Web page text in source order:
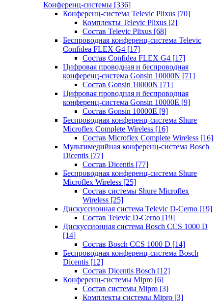
Конференц-системы [336]
Конференц-система Televic Plixus [70]
Комплекты Televic Plixus [2]
Состав Televic Plixus [68]
Беспроводная конференц-система Televic
Confidea FLEX G4 [17]
Состав Confidea FLEX G4 [17]
Цифровая проводная и беспроводная
конференц-система Gonsin 10000N [71]
Состав Gonsin 10000N [71]
Цифровая проводная и беспроводная
конференц-система Gonsin 10000E [9]
Состав Gonsin 10000E [9]
Беспроводная конференц-система Shure
Microflex Complete Wireless [16]
Состав Microflex Complete Wireless [16]
Мультимедийная конференц-система Bosch
Dicentis [77]
Состав Dicentis [77]
Беспроводная конференц-система Shure
Microflex Wireless [25]
Состав системы Shure Microflex
Wireless [25]
Дискуссионная система Televic D-Cerno [19]
Состав Televic D-Cerno [19]
Дискуссионная система Bosch CCS 1000 D
[14]
Состав Bosch CCS 1000 D [14]
Беспроводная конференц-система Bosch
Dicentis [12]
Состав Dicentis Bosch [12]
Конференц-системы Mipro [6]
Состав системы Mipro [3]
Комплекты системы Mipro [3]